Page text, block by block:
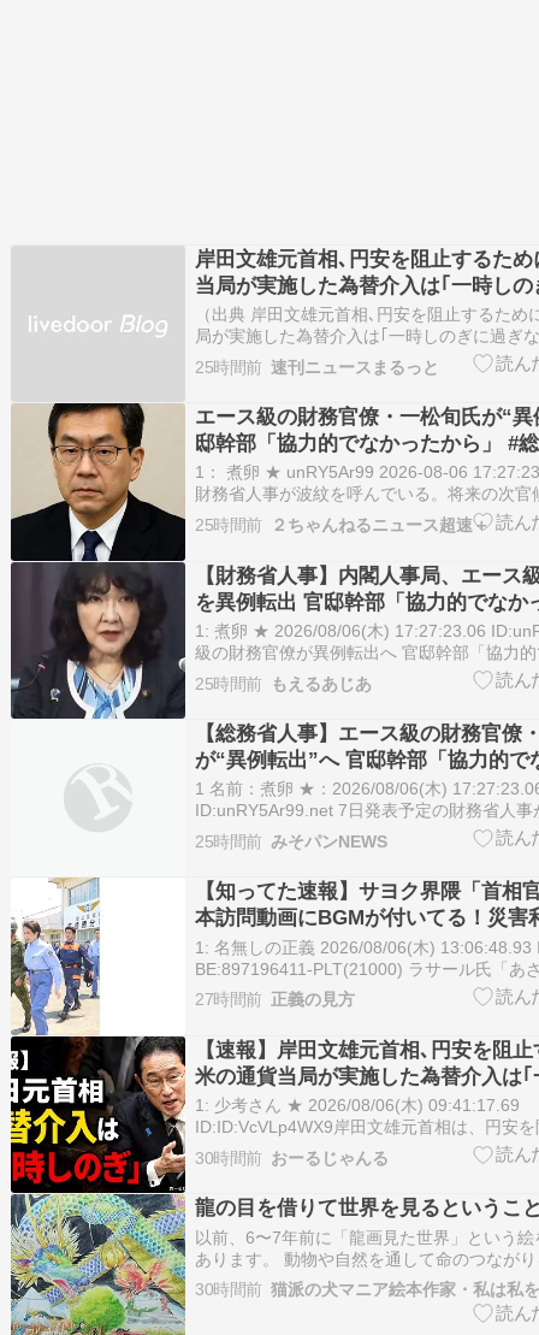
岸田文雄元首相､円安を阻止するた
当局が実施した為替介入は｢一時し
い｣との認識を示す
（出典 岸田文雄元首相､円安を阻止するため
局が実施した為替介入は｢一時しのぎに過ぎ
示す [少考さん★]）1 少考さん ★ ：2026/
09:41:17.69 ID:VcVLp4WX9岸田文雄元首相
25時間前 速刊ニュースまるっと
エース級の財務官僚・一松旬氏が“
邸幹部「協力的でなかったから」 #
財務省には失われた30年の責任とっ
1： 煮卵 ★ unRY5Ar99 2026-08-06
財務省人事が波紋を呼んでいる。将来の次官
いる一松旬・主計局次長が東京税関長に転出
ス級の財務官僚がこのポストに就くのは異例
25時間前 ２ちゃんねるニュース超速＋
【財務省人事】内閣人事局、エース
を異例転出 官邸幹部「協力的でな
首相（当時）の秘書官などを歴任 、
輩
1: 煮卵 ★ 2026/08/06(木) 17:27:23.06
級の財務官僚が異例転出へ 官邸幹部「協力
ら」 https://t.co/wNdQQ3NJNL— […]
25時間前 もえるあじあ
【総務省人事】エース級の財務官僚
が“異例転出”へ 官邸幹部「協力的で
ら」
1 名前：煮卵 ★：2026/08/06(木)
ID:unRY5Ar99.net 7日発表予定の財務省人事
いる。将来の次官候補と言われている一松旬
東京税関長に転出する案で、エース級の財務
トに就くのは異例。消 費減…
25時間前 みそパンNEWS
【知ってた速報】サヨク界隈「首相
本訪問動画にBGMが付いてる！災害
→産経「安倍岸田石破時代も同様。
かった」（動画）
1: 名無しの正義 2026/08/06(木) 13:06:48.93
BE:897196411-PLT(21000) ラサール氏「あ
「愕然」…首相の視察動画を問題視 BGM演
2026/8/6 12:03 最大震度7を観測…
27時間前 正義の見方
【速報】岸田文雄元首相､円安を阻
米の通貨当局が実施した為替介入は
過ぎない｣
1: 少考さん ★ 2026/08/06(木) 09:41:17.69
ID:ID:VcVLp4WX9岸田文雄元首相は、円安
日米の通貨当局が実施した為替介入は「一時
い」との認識を示した。その上で、基調転換
金融政策の対応強化を通じた経済環…
30時間前 おーるじゃんる
龍の目を借りて世界を見るというこ
以前、6〜7年前に「龍画見た世界」という
あります。 動物や自然を通して命のつなが
家・アーティスト、岸田茉樹です。（私はこ
ィール ） ※龍が見た世界 宇宙、地球、大き
と霊獣たち。 当時の私は、霊獣とのおしゃ
30時間前 猫派の犬マニア絵本作家・私は私